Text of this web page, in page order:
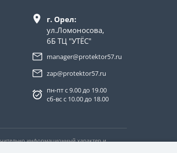
г. Орел:
ул.Ломоносова,
6Б ТЦ "УТЁС"
manager@protektor57.ru
zap@protektor57.ru
пн-пт с 9.00 до 19.00
сб-вс с 10.00 до 18.00
информационный характер и